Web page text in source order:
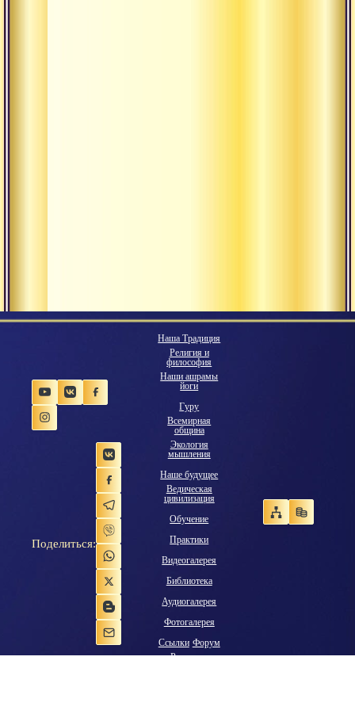
Поделиться:
Наша Традиция
Религия и
философия
Наши ашрамы
йоги
Гуру
Всемирная
община
Экология
мышления
Наше будущее
Ведическая
цивилизация
Обучение
Практики
Видеогалерея
Библиотека
Аудиогалерея
Фотогалерея
Ссылки Форум
Рассылка